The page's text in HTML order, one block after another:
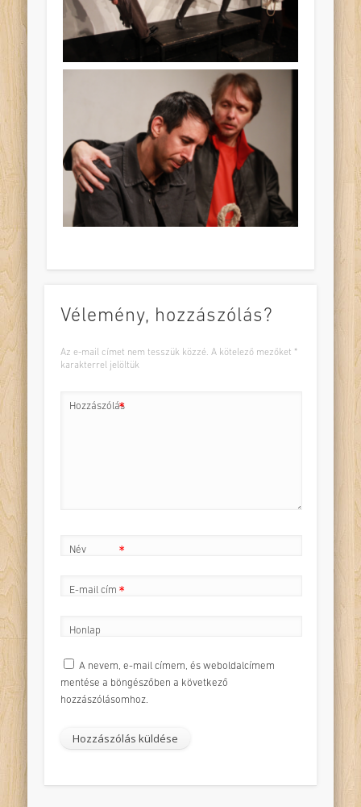
Vélemény, hozzászólás?
Az e-mail címet nem tesszük közzé. A kötelező mezőket *
karakterrel jelöltük
Hozzászólás
*
Név *
E-mail cím *
Honlap
A nevem, e-mail címem, és weboldalcímem
mentése a böngészőben a következő
hozzászólásomhoz.